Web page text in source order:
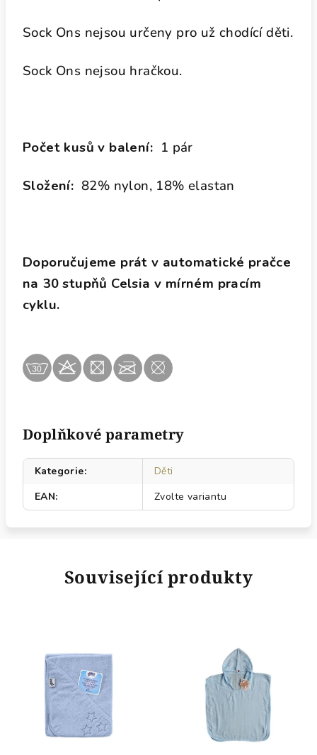
Sock Ons nejsou určeny pro už chodící děti.
Sock Ons nejsou hračkou.
Počet kusů v balení: 1 pár
Složení: 82% nylon, 18% elastan
Doporučujeme prát v automatické pračce
na 30 stupňů Celsia v mírném pracím
cyklu.
Doplňkové parametry
Kategorie:
Děti
EAN: Zvolte variantu
Související produkty